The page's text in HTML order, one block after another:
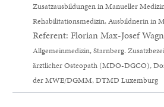
Zusatzausbildungen in Manueller
Rehabilitationsmedizin, Ausbildnerin in
Referent: Florian Max-Josef
Allgemeinmedizin, Starnberg.
ärztlicher Osteopath (MDO-DGCO),
der MWE/DGMM, DTMD Luxemburg